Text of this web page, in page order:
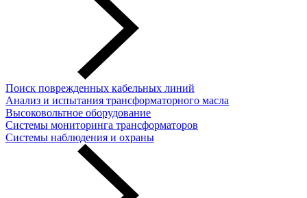
Поиск поврежденных кабельных линий
Анализ и испытания трансформаторного масла
Высоковольтное оборудование
Системы мониторинга трансформаторов
Системы наблюдения и охраны